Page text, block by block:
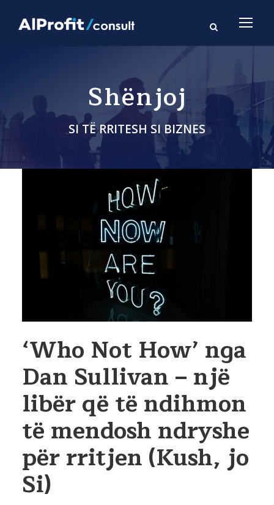
Shënjoj
SI TË RRITESH SI BIZNES
‘Who Not How’ nga
Dan Sullivan – një
libër që të ndihmon
të mendosh ndryshe
për rritjen (Kush, jo
Si)